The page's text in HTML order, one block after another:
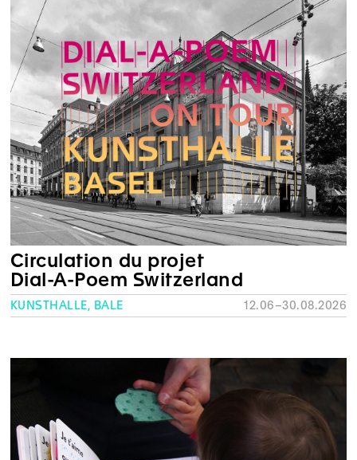
Circulation du projet
Dial-A-Poem Switzerland
KUNSTHALLE, BÂLE 12.06–30.08.2026